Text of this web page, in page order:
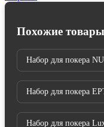
Похожие
Набор для покера
Набор для покера
Набор для покера